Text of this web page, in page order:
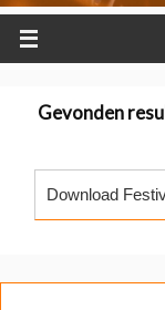
Gevonden